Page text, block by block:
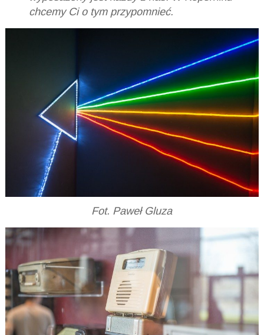
chcemy Ci o tym przypomnieć.
Fot. Paweł Gluza